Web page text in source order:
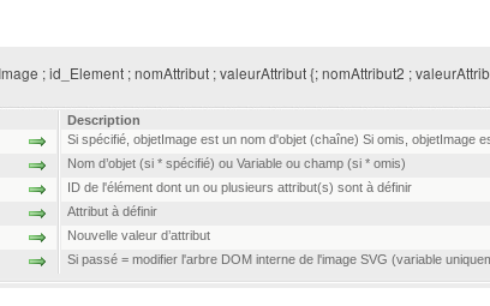
; id_Element ; nomAttribut ; valeurAttribut {; nomAttribut2 ;
Description
Si spécifié, objetImage est un nom d'objet (chaîne) Si omis, objetImage
Nom d’objet (si * spécifié) ou Variable ou champ (si * omis)
ID de l'élément dont un ou plusieurs attribut(s) sont à définir
Attribut à définir
Nouvelle valeur d’attribut
Si passé = modifier l'arbre DOM interne de l'image SVG (variable